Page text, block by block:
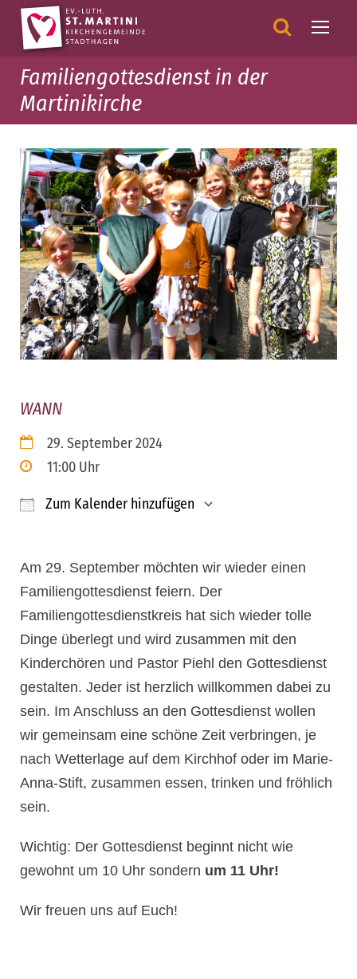
Familiengottesdienst in der
Martinikirche
WANN
29. September 2024
11:00 Uhr
Zum Kalender hinzufügen
Am 29. September möchten wir wieder einen
Familiengottesdienst feiern. Der
Familiengottesdienstkreis hat sich wieder tolle
Dinge überlegt und wird zusammen mit den
Kinderchören und Pastor Piehl den Gottesdienst
gestalten. Jeder ist herzlich willkommen dabei zu
sein. Im Anschluss an den Gottesdienst wollen
wir gemeinsam eine schöne Zeit verbringen, je
nach Wetterlage auf dem Kirchhof oder im Marie-
Anna-Stift, zusammen essen, trinken und fröhlich
sein.
Wichtig: Der Gottesdienst beginnt nicht wie
gewohnt um 10 Uhr sondern um 11 Uhr!
Wir freuen uns auf Euch!